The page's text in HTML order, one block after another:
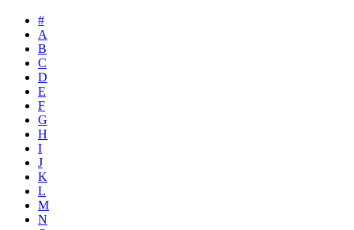
#
A
B
C
D
E
F
G
H
I
J
K
L
M
N